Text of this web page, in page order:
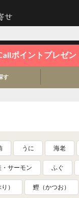
ポイントプレゼン
す
うに 海老
・サーモン ふぐ
） 鰹（かつお）